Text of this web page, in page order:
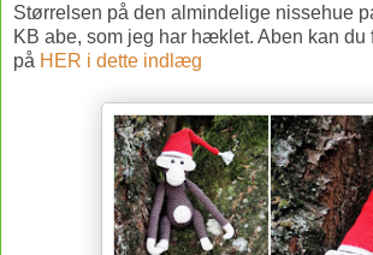
Størrelsen på den almindelige nissehue
KB abe, som jeg har hæklet. Aben kan du
på HER i dette indlæg